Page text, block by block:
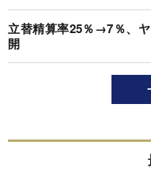
立替精算率25％→7％、
開